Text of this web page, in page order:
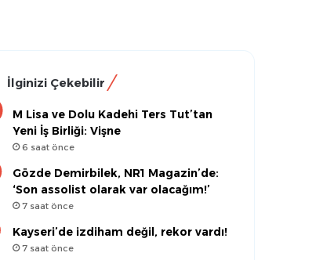
İlginizi Çekebilir
M Lisa ve Dolu Kadehi Ters Tut’tan
Yeni İş Birliği: Vişne
6 saat önce
Gözde Demirbilek, NR1 Magazin’de:
‘Son assolist olarak var olacağım!’
7 saat önce
Kayseri’de izdiham değil, rekor vardı!
7 saat önce